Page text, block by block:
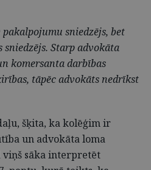
sniedzējs, bet
Starp advokāta
komersanta darbības
tāpēc advokāts nedrīkst
šķita, ka kolēģim ir
un advokāta loma
viņš sāka interpretēt